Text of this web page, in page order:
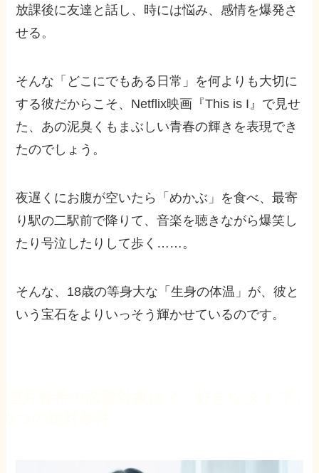
放課後に友達と話し、時には悩み、感情を爆発さ
せる。
そんな「どこにでもある日常」を何よりも大切に
する彼だからこそ、Netflix映画『This is I』で見せ
た、あの泥臭くもまぶしい青春の輝きを表現でき
たのでしょう。
夜遅くにお腹が空いたら「めかぶ」を食べ、最寄
り駅の二駅前で降りて、音楽を聴きながら爆笑し
たり号泣したりして歩く……。
そんな、18歳の等身大な「生身の体温」が、彼と
いう宝石をよりいっそう輝かせているのです。